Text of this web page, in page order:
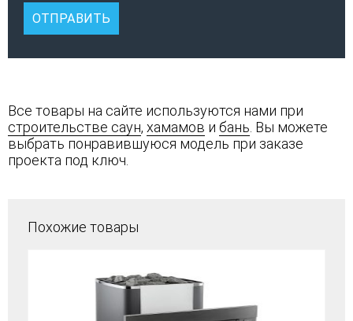
Все товары на сайте используются нами при
строительстве саун, хамамов и бань . Вы можете
выбрать понравившуюся модель при заказе
проекта под ключ.
Похожие товары